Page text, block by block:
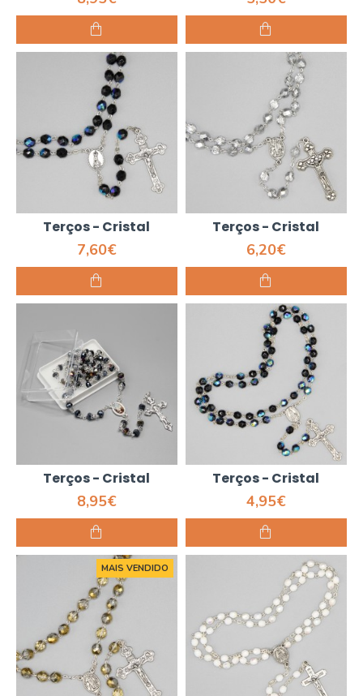
Terços - Cristal
7,60€
Terços - Cristal
6,20€
Terços - Cristal
8,95€
Terços - Cristal
4,95€
MAIS VENDIDO